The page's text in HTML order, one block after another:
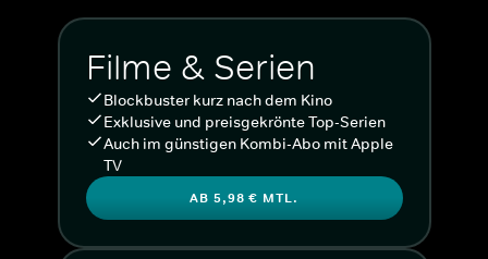
Filme & Serien
Blockbuster kurz nach dem Kino
Exklusive und preisgekrönte Top-Serien
Auch im günstigen Kombi-Abo mit Apple
TV
AB 5,98 € MTL.